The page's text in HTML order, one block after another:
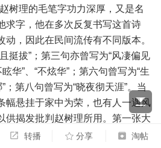
树理的毛笔字功力深厚，又是名
求字，他在多次反复书写这首诗
动，因此在民间流传有不同版本。
挺拔”；第三句亦曾写为“风凄偏见
华”、“不炫华”；第六句曾写为“生
；第八句曾写为“晓夜彻天涯”。当
幅悬挂于家中为荣，也有人一遇风
供揭发批判赵树理所用。第一张大
比作‘峻岭’上的‘古’‘苍松’。说他是
转播 分享 淘帖